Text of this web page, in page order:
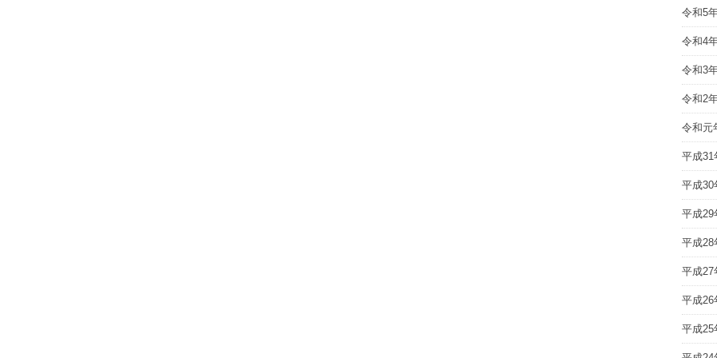
令和5
令和4
令和3
令和2
令和元
平成31
平成30
平成29
平成28
平成27
平成26
平成25